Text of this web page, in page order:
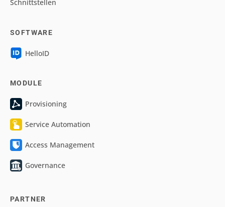
Schnittstellen
SOFTWARE
HelloID
MODULE
Provisioning
Service Automation
Access Management
Governance
PARTNER